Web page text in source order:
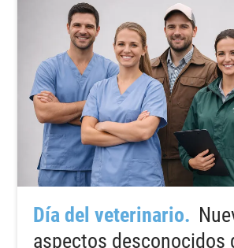
Día del veterinario
aspectos desconocidos